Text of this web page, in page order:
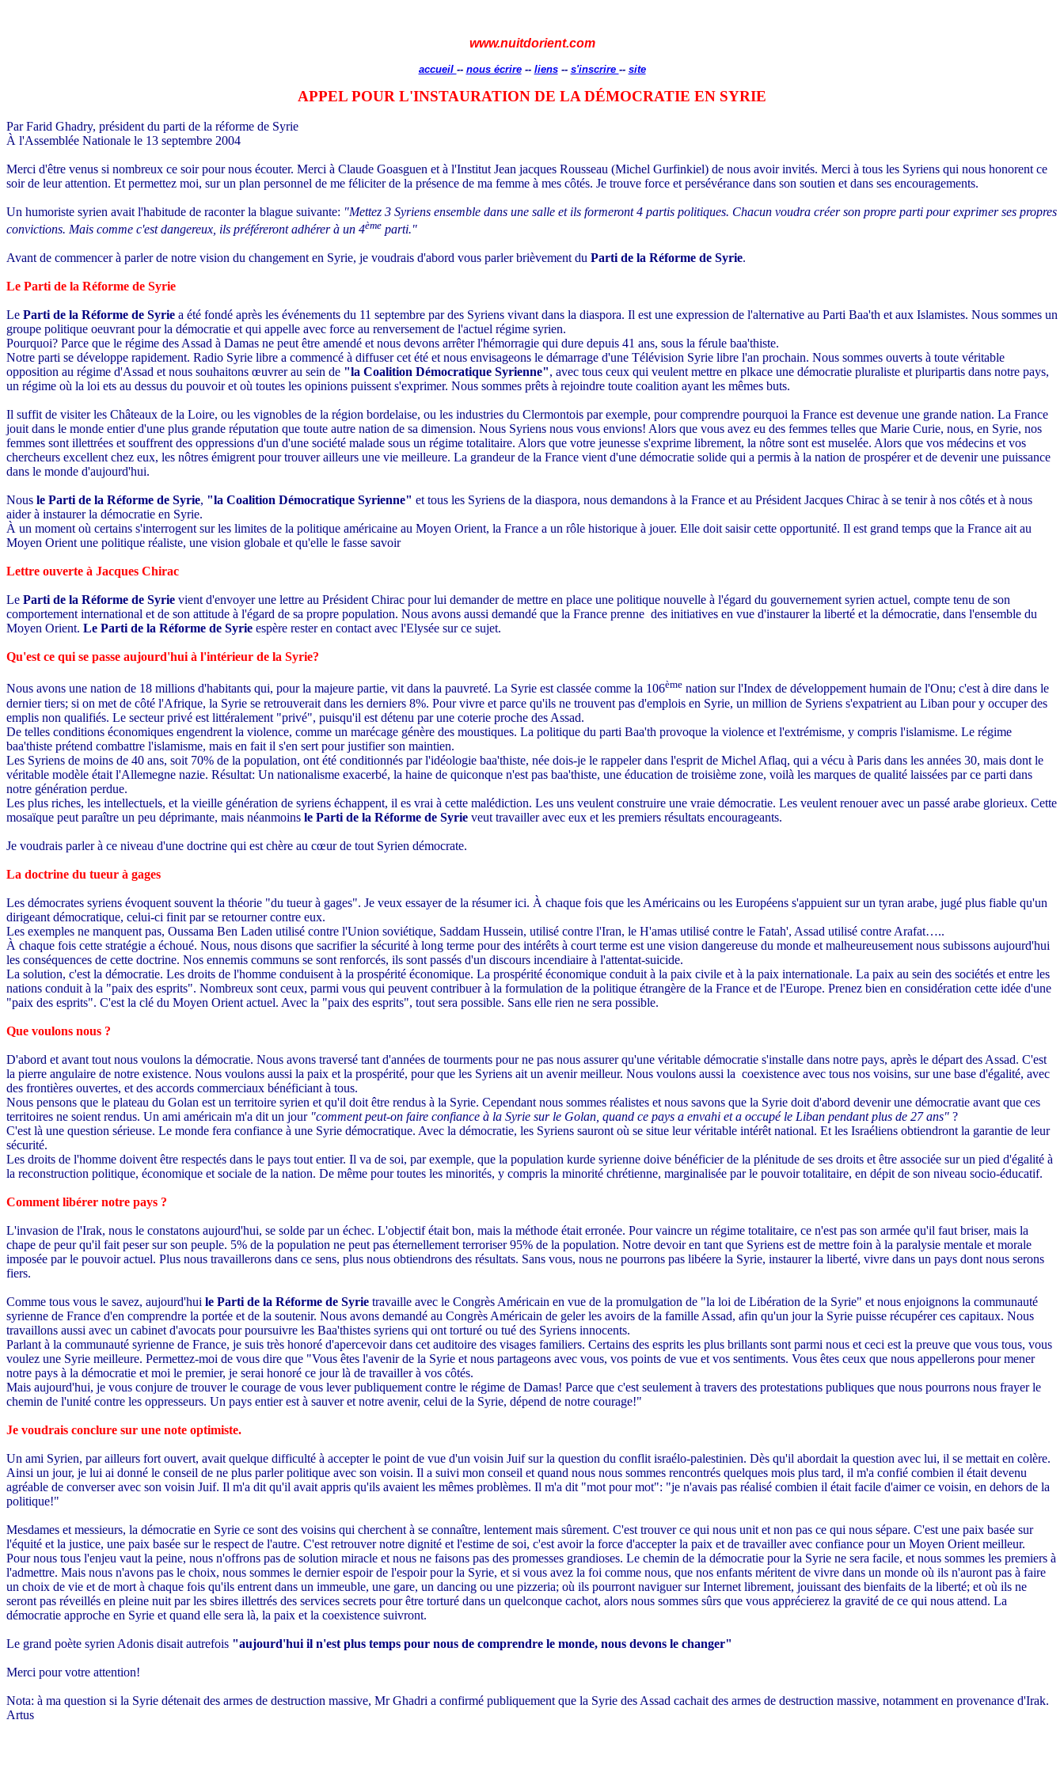
www.nuitdorient.com
accueil -- nous écrire-- liens-- s'inscrire -- site
APPEL POUR L'INSTAURATION DE LA DÉMOCRATIE EN SYRIE
Par Farid Ghadry, président du parti de la réforme de Syrie
À l'Assemblée Nationale le 13 septembre 2004
Merci d'être venus si nombreux ce soir pour nous écouter. Merci à Claude Goasguen et à l'Institut Jean jacques Rousseau (Michel Gurfinkiel) de nous avoir invités. Merci à tous les Syriens qui nous honorent ce
soir de leur attention. Et permettez moi, sur un plan personnel de me féliciter de la présence de ma femme à mes côtés. Je trouve force et persévérance dans son soutien et dans ses encouragements.
Un humoriste syrien avait l'habitude de raconter la blague suivante: "Mettez 3 Syriens ensemble dans une salle et ils formeront 4 partis politiques. Chacun voudra créer son propre parti pour exprimer ses propres
convictions. Mais comme c'est dangereux, ils préféreront adhérer à un 4ème parti."
Avant de commencer à parler de notre vision du changement en Syrie, je voudrais d'abord vous parler brièvement du Parti de la Réforme de Syrie.
Le Parti de la Réforme de Syrie
Le Parti de la Réforme de Syrie a été fondé après les événements du 11 septembre par des Syriens vivant dans la diaspora. Il est une expression de l'alternative au Parti Baa'th et aux Islamistes. Nous sommes un
groupe politique oeuvrant pour la démocratie et qui appelle avec force au renversement de l'actuel régime syrien.
Pourquoi? Parce que le régime des Assad à Damas ne peut être amendé et nous devons arrêter l'hémorragie qui dure depuis 41 ans, sous la férule baa'thiste.
Notre parti se développe rapidement. Radio Syrie libre a commencé à diffuser cet été et nous envisageons le démarrage d'une Télévision Syrie libre l'an prochain. Nous sommes ouverts à toute véritable
opposition au régime d'Assad et nous souhaitons œuvrer au sein de "la Coalition Démocratique Syrienne", avec tous ceux qui veulent mettre en plkace une démocratie pluraliste et pluripartis dans notre pays,
un régime où la loi ets au dessus du pouvoir et où toutes les opinions puissent s'exprimer. Nous sommes prêts à rejoindre toute coalition ayant les mêmes buts.
Il suffit de visiter les Châteaux de la Loire, ou les vignobles de la région bordelaise, ou les industries du Clermontois par exemple, pour comprendre pourquoi la France est devenue une grande nation. La France
jouit dans le monde entier d'une plus grande réputation que toute autre nation de sa dimension. Nous Syriens nous vous envions! Alors que vous avez eu des femmes telles que Marie Curie, nous, en Syrie, nos
femmes sont illettrées et souffrent des oppressions d'un d'une société malade sous un régime totalitaire. Alors que votre jeunesse s'exprime librement, la nôtre sont est muselée. Alors que vos médecins et vos
chercheurs excellent chez eux, les nôtres émigrent pour trouver ailleurs une vie meilleure. La grandeur de la France vient d'une démocratie solide qui a permis à la nation de prospérer et de devenir une puissance
dans le monde d'aujourd'hui.
Nous le Parti de la Réforme de Syrie, "la Coalition Démocratique Syrienne" et tous les Syriens de la diaspora, nous demandons à la France et au Président Jacques Chirac à se tenir à nos côtés et à nous
aider à instaurer la démocratie en Syrie.
À un moment où certains s'interrogent sur les limites de la politique américaine au Moyen Orient, la France a un rôle historique à jouer. Elle doit saisir cette opportunité. Il est grand temps que la France ait au
Moyen Orient une politique réaliste, une vision globale et qu'elle le fasse savoir
Lettre ouverte à Jacques Chirac
Le Parti de la Réforme de Syrie vient d'envoyer une lettre au Président Chirac pour lui demander de mettre en place une politique nouvelle à l'égard du gouvernement syrien actuel, compte tenu de son
comportement international et de son attitude à l'égard de sa propre population. Nous avons aussi demandé que la France prenne des initiatives en vue d'instaurer la liberté et la démocratie, dans l'ensemble du
Moyen Orient. Le Parti de la Réforme de Syrie espère rester en contact avec l'Elysée sur ce sujet.
Qu'est ce qui se passe aujourd'hui à l'intérieur de la Syrie?
Nous avons une nation de 18 millions d'habitants qui, pour la majeure partie, vit dans la pauvreté. La Syrie est classée comme la 106ème nation sur l'Index de développement humain de l'Onu; c'est à dire dans le
dernier tiers; si on met de côté l'Afrique, la Syrie se retrouverait dans les derniers 8%. Pour vivre et parce qu'ils ne trouvent pas d'emplois en Syrie, un million de Syriens s'expatrient au Liban pour y occuper des
emplis non qualifiés. Le secteur privé est littéralement "privé", puisqu'il est détenu par une coterie proche des Assad.
De telles conditions économiques engendrent la violence, comme un marécage génère des moustiques. La politique du parti Baa'th provoque la violence et l'extrémisme, y compris l'islamisme. Le régime
baa'thiste prétend combattre l'islamisme, mais en fait il s'en sert pour justifier son maintien.
Les Syriens de moins de 40 ans, soit 70% de la population, ont été conditionnés par l'idéologie baa'thiste, née dois-je le rappeler dans l'esprit de Michel Aflaq, qui a vécu à Paris dans les années 30, mais dont le
véritable modèle était l'Allemegne nazie. Résultat: Un nationalisme exacerbé, la haine de quiconque n'est pas baa'thiste, une éducation de troisième zone, voilà les marques de qualité laissées par ce parti dans
notre génération perdue.
Les plus riches, les intellectuels, et la vieille génération de syriens échappent, il es vrai à cette malédiction. Les uns veulent construire une vraie démocratie. Les veulent renouer avec un passé arabe glorieux. Cette
mosaïque peut paraître un peu déprimante, mais néanmoins le Parti de la Réforme de Syrie veut travailler avec eux et les premiers résultats encourageants.
Je voudrais parler à ce niveau d'une doctrine qui est chère au cœur de tout Syrien démocrate.
La doctrine du tueur à gages
Les démocrates syriens évoquent souvent la théorie "du tueur à gages". Je veux essayer de la résumer ici. À chaque fois que les Américains ou les Européens s'appuient sur un tyran arabe, jugé plus fiable qu'un
dirigeant démocratique, celui-ci finit par se retourner contre eux.
Les exemples ne manquent pas, Oussama Ben Laden utilisé contre l'Union soviétique, Saddam Hussein, utilisé contre l'Iran, le H'amas utilisé contre le Fatah', Assad utilisé contre Arafat…..
À chaque fois cette stratégie a échoué. Nous, nous disons que sacrifier la sécurité à long terme pour des intérêts à court terme est une vision dangereuse du monde et malheureusement nous subissons aujourd'hui
les conséquences de cette doctrine. Nos ennemis communs se sont renforcés, ils sont passés d'un discours incendiaire à l'attentat-suicide.
La solution, c'est la démocratie. Les droits de l'homme conduisent à la prospérité économique. La prospérité économique conduit à la paix civile et à la paix internationale. La paix au sein des sociétés et entre les
nations conduit à la "paix des esprits". Nombreux sont ceux, parmi vous qui peuvent contribuer à la formulation de la politique étrangère de la France et de l'Europe. Prenez bien en considération cette idée d'une
"paix des esprits". C'est la clé du Moyen Orient actuel. Avec la "paix des esprits", tout sera possible. Sans elle rien ne sera possible.
Que voulons nous ?
D'abord et avant tout nous voulons la démocratie. Nous avons traversé tant d'années de tourments pour ne pas nous assurer qu'une véritable démocratie s'installe dans notre pays, après le départ des Assad. C'est
la pierre angulaire de notre existence. Nous voulons aussi la paix et la prospérité, pour que les Syriens ait un avenir meilleur. Nous voulons aussi la coexistence avec tous nos voisins, sur une base d'égalité, avec
des frontières ouvertes, et des accords commerciaux bénéficiant à tous.
Nous pensons que le plateau du Golan est un territoire syrien et qu'il doit être rendus à la Syrie. Cependant nous sommes réalistes et nous savons que la Syrie doit d'abord devenir une démocratie avant que ces
territoires ne soient rendus. Un ami américain m'a dit un jour "comment peut-on faire confiance à la Syrie sur le Golan, quand ce pays a envahi et a occupé le Liban pendant plus de 27 ans" ?
C'est là une question sérieuse. Le monde fera confiance à une Syrie démocratique. Avec la démocratie, les Syriens sauront où se situe leur véritable intérêt national. Et les Israéliens obtiendront la garantie de leur
sécurité.
Les droits de l'homme doivent être respectés dans le pays tout entier. Il va de soi, par exemple, que la population kurde syrienne doive bénéficier de la plénitude de ses droits et être associée sur un pied d'égalité à
la reconstruction politique, économique et sociale de la nation. De même pour toutes les minorités, y compris la minorité chrétienne, marginalisée par le pouvoir totalitaire, en dépit de son niveau socio-éducatif.
Comment libérer notre pays ?
L'invasion de l'Irak, nous le constatons aujourd'hui, se solde par un échec. L'objectif était bon, mais la méthode était erronée. Pour vaincre un régime totalitaire, ce n'est pas son armée qu'il faut briser, mais la
chape de peur qu'il fait peser sur son peuple. 5% de la population ne peut pas éternellement terroriser 95% de la population. Notre devoir en tant que Syriens est de mettre foin à la paralysie mentale et morale
imposée par le pouvoir actuel. Plus nous travaillerons dans ce sens, plus nous obtiendrons des résultats. Sans vous, nous ne pourrons pas libéere la Syrie, instaurer la liberté, vivre dans un pays dont nous serons
fiers.
Comme tous vous le savez, aujourd'hui le Parti de la Réforme de Syrie travaille avec le Congrès Américain en vue de la promulgation de "la loi de Libération de la Syrie" et nous enjoignons la communauté
syrienne de France d'en comprendre la portée et de la soutenir. Nous avons demandé au Congrès Américain de geler les avoirs de la famille Assad, afin qu'un jour la Syrie puisse récupérer ces capitaux. Nous
travaillons aussi avec un cabinet d'avocats pour poursuivre les Baa'thistes syriens qui ont torturé ou tué des Syriens innocents.
Parlant à la communauté syrienne de France, je suis très honoré d'apercevoir dans cet auditoire des visages familiers. Certains des esprits les plus brillants sont parmi nous et ceci est la preuve que vous tous, vous
voulez une Syrie meilleure. Permettez-moi de vous dire que "Vous êtes l'avenir de la Syrie et nous partageons avec vous, vos points de vue et vos sentiments. Vous êtes ceux que nous appellerons pour mener
notre pays à la démocratie et moi le premier, je serai honoré ce jour là de travailler à vos côtés.
Mais aujourd'hui, je vous conjure de trouver le courage de vous lever publiquement contre le régime de Damas! Parce que c'est seulement à travers des protestations publiques que nous pourrons nous frayer le
chemin de l'unité contre les oppresseurs. Un pays entier est à sauver et notre avenir, celui de la Syrie, dépend de notre courage!"
Je voudrais conclure sur une note optimiste.
Un ami Syrien, par ailleurs fort ouvert, avait quelque difficulté à accepter le point de vue d'un voisin Juif sur la question du conflit israélo-palestinien. Dès qu'il abordait la question avec lui, il se mettait en colère.
Ainsi un jour, je lui ai donné le conseil de ne plus parler politique avec son voisin. Il a suivi mon conseil et quand nous nous sommes rencontrés quelques mois plus tard, il m'a confié combien il était devenu
agréable de converser avec son voisin Juif. Il m'a dit qu'il avait appris qu'ils avaient les mêmes problèmes. Il m'a dit "mot pour mot": "je n'avais pas réalisé combien il était facile d'aimer ce voisin, en dehors de la
politique!"
Mesdames et messieurs, la démocratie en Syrie ce sont des voisins qui cherchent à se connaître, lentement mais sûrement. C'est trouver ce qui nous unit et non pas ce qui nous sépare. C'est une paix basée sur
l'équité et la justice, une paix basée sur le respect de l'autre. C'est retrouver notre dignité et l'estime de soi, c'est avoir la force d'accepter la paix et de travailler avec confiance pour un Moyen Orient meilleur.
Pour nous tous l'enjeu vaut la peine, nous n'offrons pas de solution miracle et nous ne faisons pas des promesses grandioses. Le chemin de la démocratie pour la Syrie ne sera facile, et nous sommes les premiers à
l'admettre. Mais nous n'avons pas le choix, nous sommes le dernier espoir de l'espoir pour la Syrie, et si vous avez la foi comme nous, que nos enfants méritent de vivre dans un monde où ils n'auront pas à faire
un choix de vie et de mort à chaque fois qu'ils entrent dans un immeuble, une gare, un dancing ou une pizzeria; où ils pourront naviguer sur Internet librement, jouissant des bienfaits de la liberté; et où ils ne
seront pas réveillés en pleine nuit par les sbires illettrés des services secrets pour être torturé dans un quelconque cachot, alors nous sommes sûrs que vous apprécierez la gravité de ce qui nous attend. La
démocratie approche en Syrie et quand elle sera là, la paix et la coexistence suivront.
Le grand poète syrien Adonis disait autrefois "aujourd'hui il n'est plus temps pour nous de comprendre le monde, nous devons le changer"
Merci pour votre attention!
Nota: à ma question si la Syrie détenait des armes de destruction massive, Mr Ghadri a confirmé publiquement que la Syrie des Assad cachait des armes de destruction massive, notamment en provenance d'Irak.
Artus